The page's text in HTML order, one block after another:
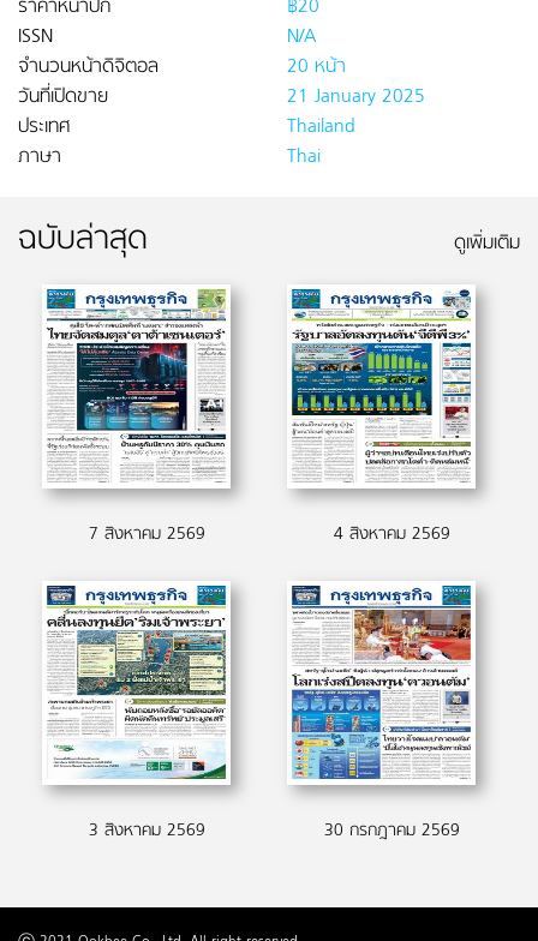
ราคาหน้าปก
฿20
ISSN
N/A
จำนวนหน้าดิจิตอล
20 หน้า
วันที่เปิดขาย
21 January 2025
ประเทศ
Thailand
ภาษา
Thai
ฉบับล่าสุด ดูเพิ่มเติม
7 สิงหาคม 2569 4 สิงหาคม 2569
3 สิงหาคม 2569 30 กรกฎาคม 2569